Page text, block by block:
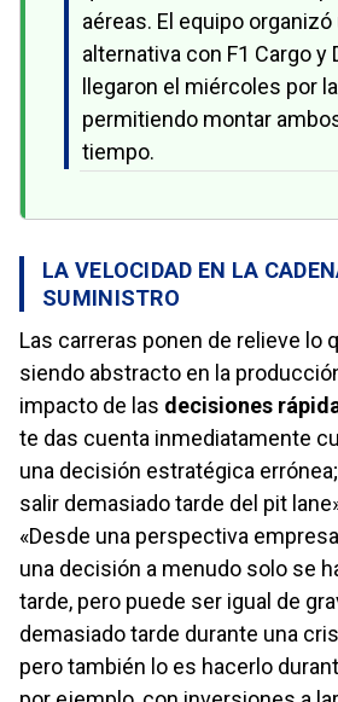
aéreas. El equipo organizó
alternativa con F1 Cargo y
llegaron el miércoles por
permitiendo montar
tiempo.
LA VELOCIDAD EN LA
SUMINISTRO
Las carreras ponen de relieve lo
siendo abstracto en la
impacto de las decisiones
te das cuenta inmediatamente
una decisión estratégica
salir demasiado tarde del pit
«Desde una perspectiva
una decisión a menudo solo se
tarde, pero puede ser igual de
demasiado tarde durante una
pero también lo es hacerlo